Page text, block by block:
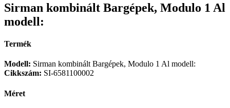
Sirman kombinált Bargépek, Modulo 1 Al
modell:
Termék
Modell: Sirman kombinált Bargépek, Modulo 1 Al modell:
Cikkszám: SI-6581100002
Méret